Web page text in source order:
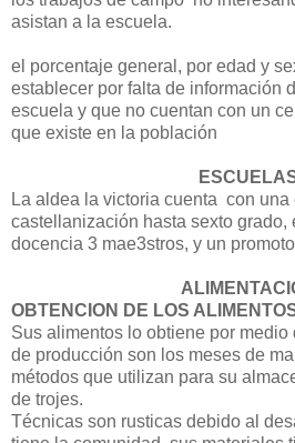
asistan a la escuela.
el porcentaje general, por edad y
establecer por falta de información
escuela y que no cuentan con un
que existe en la población
La aldea la victoria cuenta con
castellanización hasta sexto grado,
docencia 3 mae3stros, y un
OBTENCION DE LOS
Sus alimentos lo obtiene por
de producción son los meses de
métodos que utilizan para su
de trojes.
Técnicas son rusticas debido al